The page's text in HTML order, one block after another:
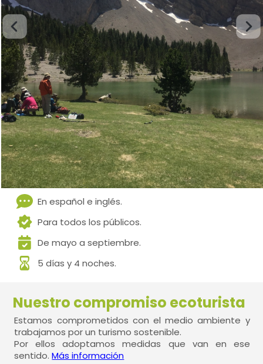
En español e inglés.
Para todos los públicos.
De mayo a septiembre.
5 días y 4 noches.
Nuestro compromiso ecoturista
Estamos comprometidos con el medio ambiente y
trabajamos por un turismo sostenible.
Por ellos adoptamos medidas que van en ese
sentido.Más información